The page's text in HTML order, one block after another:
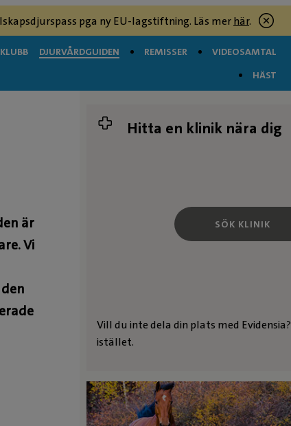
pga ny EU-lagstiftning. Läs merhär.
DJURVÅRDGUIDEN REMISSER
VIDEOSAMTAL
HÄST
är
Vi
Hitta en klinik nära dig
SÖK KLINIK
Vill du inte dela din plats med Evidensia?
istället.